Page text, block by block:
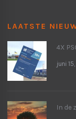
LAATSTE
4X
juni
In de